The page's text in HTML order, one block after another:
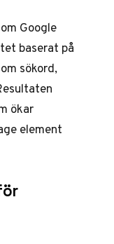
Google
baserat på
sökord,
ökar
element